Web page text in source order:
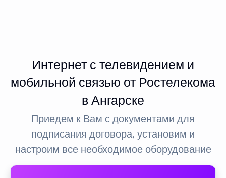
Интернет с телевидением и
мобильной связью от Ростелекома
в Ангарске
Приедем к Вам с документами для
подписания договора, установим и
настроим все необходимое оборудование